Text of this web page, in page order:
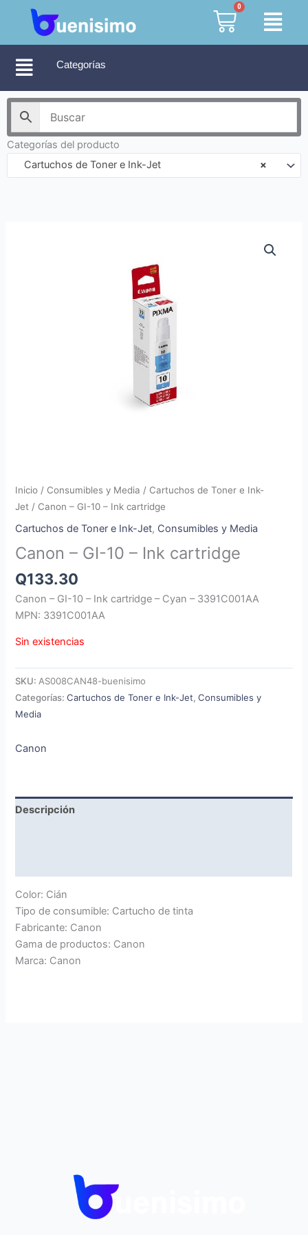
contenido
0
Cart
Categorías
Categorías del producto
×
Cartuchos de Toner e Ink-Jet
Inicio / Consumibles y Media / Cartuchos de Toner e Ink-
Jet / Canon – GI-10 – Ink cartridge
Cartuchos de Toner e Ink-Jet, Consumibles y Media
Canon – GI-10 – Ink cartridge
Q133.30
Canon – GI-10 – Ink cartridge – Cyan – 3391C001AA
MPN: 3391C001AA
Sin existencias
SKU:AS008CAN48-buenisimo
Categorías:Cartuchos de Toner e Ink-Jet,Consumibles y
Media
Canon
Descripción
Color: Cián
Tipo de consumible: Cartucho de tinta
Fabricante: Canon
Gama de productos: Canon
Marca: Canon